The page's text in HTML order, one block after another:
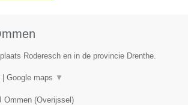
Roderesch en in de provincie Drenthe.
| Google maps ▼
Ommen(Overijssel )